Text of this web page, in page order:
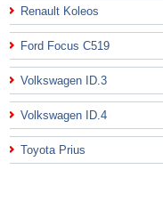
Renault Koleos
Ford Focus C519
Volkswagen ID.3
Volkswagen ID.4
Toyota Prius